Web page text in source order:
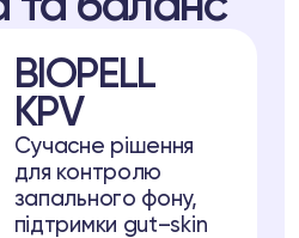
BIOPELL
KPV
Сучасне рішення
для контролю
запального фону,
підтримки gut–skin